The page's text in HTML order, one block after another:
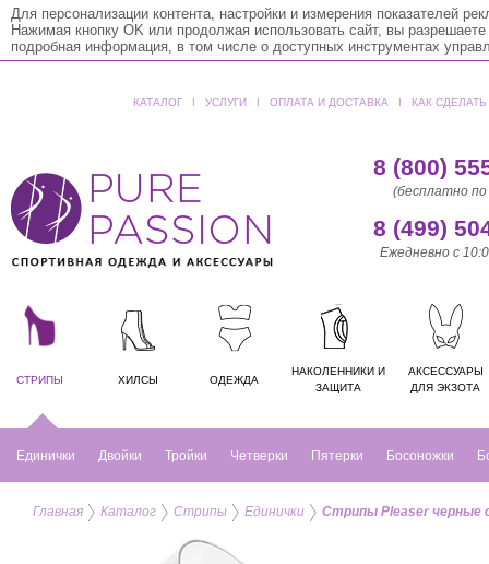
Для персонализации контента, настройки и измерения показателей
Нажимая кнопку OK или продолжая использовать сайт, вы
подробная информация, в том числе о доступных инструментах
КАТАЛОГ ǀ УСЛУГИ ǀ ОПЛАТА И ДОСТАВКА ǀ КАК СДЕЛАТЬ
8 (800)
(бесплатно по
8 (499)
Ежедневно с
СТРИПЫ ХИЛСЫ ОДЕЖДА
НАКОЛЕННИКИ И
ЗАЩИТА
АКСЕССУАРЫ
ДЛЯ ЭКЗОТА
Единички Двойки Тройки Четверки Пятерки Босоножки
Главная Каталог Стрипы Единички Стрипы Pleaser черные